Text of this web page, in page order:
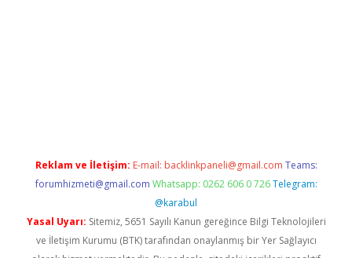
Reklam ve İletişim: E-mail: backlinkpaneli@gmail.com Teams:
forumhizmeti@gmail.com Whatsapp: 0262 606 0 726 Telegram:
@karabul
Yasal Uyarı: Sitemiz, 5651 Sayılı Kanun gereğince Bilgi Teknolojileri
ve İletişim Kurumu (BTK) tarafından onaylanmış bir Yer Sağlayıcı